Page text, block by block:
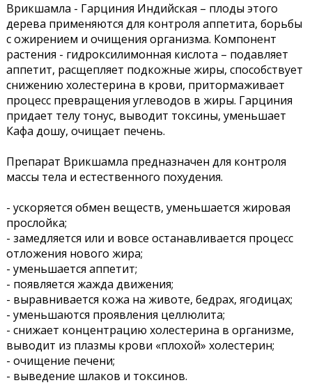
Врикшамла - Гарциния Индийская – плоды этого
дерева применяются для контроля аппетита, борьбы
с ожирением и очищения организма. Компонент
растения - гидроксилимонная кислота – подавляет
аппетит, расщепляет подкожные жиры, способствует
снижению холестерина в крови, притормаживает
процесс превращения углеводов в жиры. Гарциния
придает телу тонус, выводит токсины, уменьшает
Кафа дошу, очищает печень.
Препарат Врикшамла предназначен для контроля
массы тела и естественного похудения.
- ускоряется обмен веществ, уменьшается жировая
прослойка;
- замедляется или и вовсе останавливается процесс
отложения нового жира;
- уменьшается аппетит;
- появляется жажда движения;
- выравнивается кожа на животе, бедрах, ягодицах;
- уменьшаются проявления целлюлита;
- снижает концентрацию холестерина в организме,
выводит из плазмы крови «плохой» холестерин;
- очищение печени;
- выведение шлаков и токсинов.